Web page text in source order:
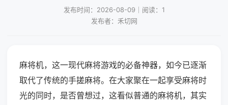
发布时间：2026-08-09｜阅读：1
发布者：禾切网
麻将机，这一现代麻将游戏的必备神器，如今已逐渐
取代了传统的手搓麻将。在大家聚在一起享受麻将时
光的同时，是否曾想过，这看似普通的麻将机，其实